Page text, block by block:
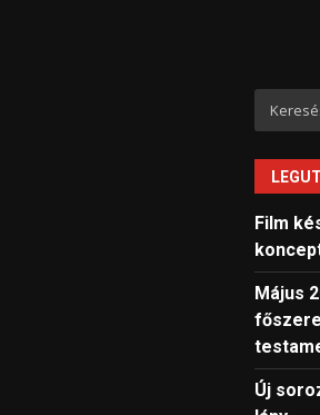
Keresés:
Film
Május
Új